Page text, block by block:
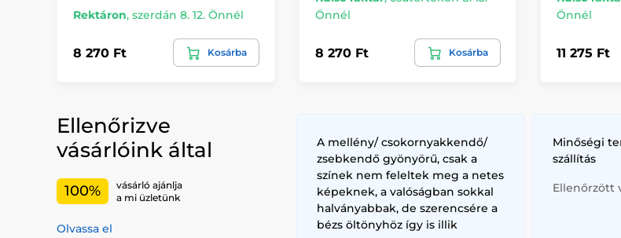
Rektáron, szerdán 8. 12. Önnél
8 270 Ft Kosárba
Önnél
8 270 Ft Kosárba
Önnél
11 275 Ft
Ellenőrizve
vásárlóink által
100%
vásárló ajánlja
a mi üzletünk
Olvassa el
A mellény/ csokornyakkendő/
zsebkendő gyönyörű, csak a
színek nem feleltek meg a netes
képeknek, a valóságban sokkal
halványabbak, de szerencsére a
bézs öltönyhöz így is illik
Minőségi
szállítás
Ellenőrzött